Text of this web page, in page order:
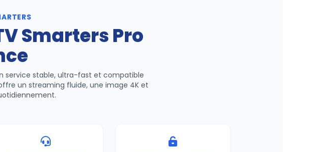
Smarters Pro
service stable, ultra-fast et compatible
un streaming fluide, une image 4K et